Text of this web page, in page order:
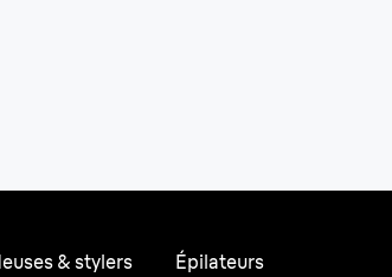
& stylers Épilateurs